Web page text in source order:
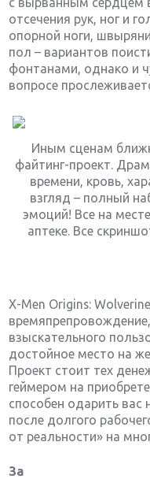
отсечения рук, ног и
опорной ноги,
пол – вариантов
фонтанами, однако и
вопросе
Иным сценам
файтинг-проект.
времени, кровь,
взгляд – полный
эмоций! Все на
аптеке. Все
X-Men Origins:
взыскательного
достойное место на
Проект стоит тех
геймером на
способен одарить
после долгого
от реальности» на
За